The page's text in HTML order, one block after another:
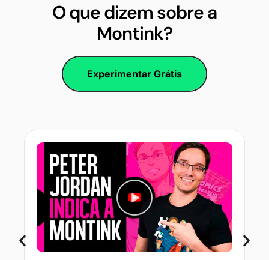
O que dizem sobre a
Montink?
Experimentar Grátis